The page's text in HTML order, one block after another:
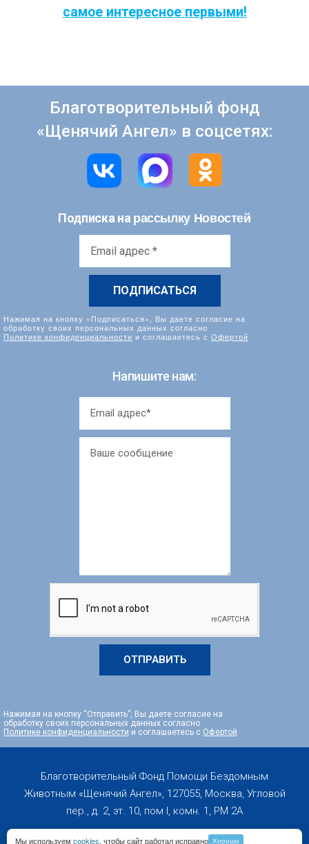
самое интересное первыми!
Благотворительный фонд
«Щенячий Ангел» в соцсетях:
Подписка на рассылку Новостей
Нажимая на кнопку «Подписаться», Вы даете согласие на
обработку своих персональных данных согласно
Политике конфиденциальности и соглашаетесь с Офертой
Напишите нам:
ОТПРАВИТЬ
Нажимая на кнопку “Отправить”, Вы даете согласие на
обработку своих персональных данных согласно
Политике конфиденциальности и соглашаетесь с Офертой
Благотворительный Фонд Помощи Бездомным
Животным «Щенячий Ангел», 127055, Москва, Угловой
пер., д. 2, эт. 10, пом I, комн. 1, PM 2А
Мы используем cookies, чтобы сайт работал исправно Хорошо